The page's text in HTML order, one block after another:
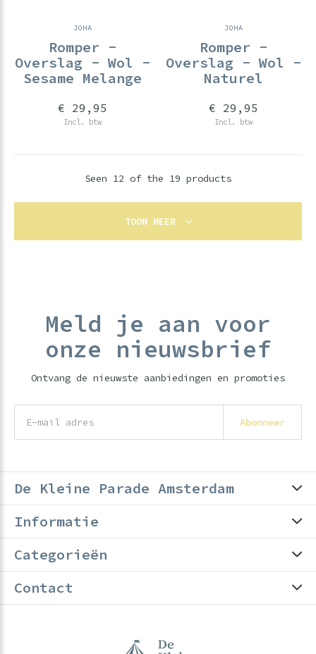
JOHA
Romper -
Overslag - Wol -
Sesame Melange
€ 29,95
Incl. btw
JOHA
Romper -
Overslag - Wol -
Naturel
€ 29,95
Incl. btw
Seen 12 of the 19 products
TOON MEER
Meld je aan voor
onze nieuwsbrief
Ontvang de nieuwste aanbiedingen en promoties
Abonneer
De Kleine Parade Amsterdam
Informatie
Categorieën
Contact